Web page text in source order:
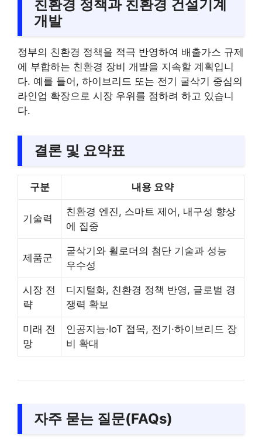
친환경 정책과 친환경 건설기계
개발
정부의 친환경 정책을 적극 반영하여 배출가스 규제
에 부합하는 친환경 장비 개발을 지속할 계획입니
다. 예를 들어, 하이브리드 또는 전기 굴삭기 중심의
라인업 확장으로 시장 우위를 점하려 하고 있습니
다.
결론 및 요약표
구분 내용 요약
기술력
친환경 엔진, 스마트 제어, 내구성 향상
에 집중
제품군
굴삭기와 휠로더의 첨단 기술과 성능
우수성
시장 전
략
디지털화, 친환경 정책 반영, 글로벌 경
쟁력 확보
미래 전
망
인공지능·IoT 접목, 전기·하이브리드 장
비 확대
자주 묻는 질문(FAQs)